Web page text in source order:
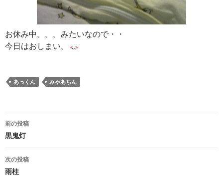
お休み中。。。みたいなので・・
今日はおしまい。
あっくん みゃあちん
投
稿
ナ
ビ
前の投稿
黒鬼灯
次の投稿
雨柱